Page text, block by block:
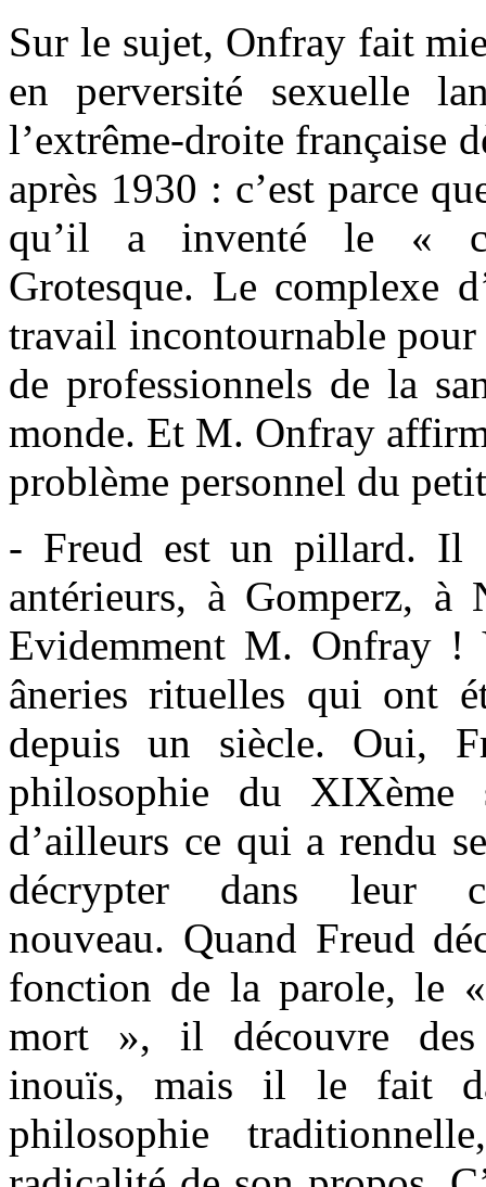
Sur le sujet, Onfray fait
en perversité sexuelle
l’extrême-droite française
après 1930 : c’est parce
qu’il a inventé le «
Grotesque. Le complexe
travail incontournable
de professionnels de la
monde. Et M. Onfray
problème personnel du
- Freud est un pillard. Il
antérieurs, à Gomperz, à
Evidemment M. Onfray !
âneries rituelles qui ont
depuis un siècle. Oui,
philosophie du XIXème
d’ailleurs ce qui a rendu
décrypter dans leur
nouveau. Quand Freud
fonction de la parole, le
mort », il découvre des
inouïs, mais il le fait
philosophie